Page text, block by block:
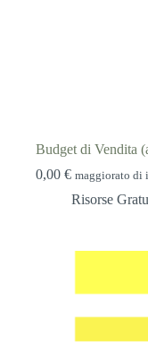
Budget di Vendita
0,00 € maggiorato di
Risorse